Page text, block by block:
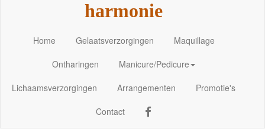
harmonie
Home Gelaatsverzorgingen
Maquillage
Ontharingen
Manicure/Pedicure
Lichaamsverzorgingen
Arrangementen
Promotie's
Contact